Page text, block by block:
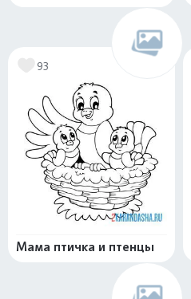
93
Мама птичка и птенцы